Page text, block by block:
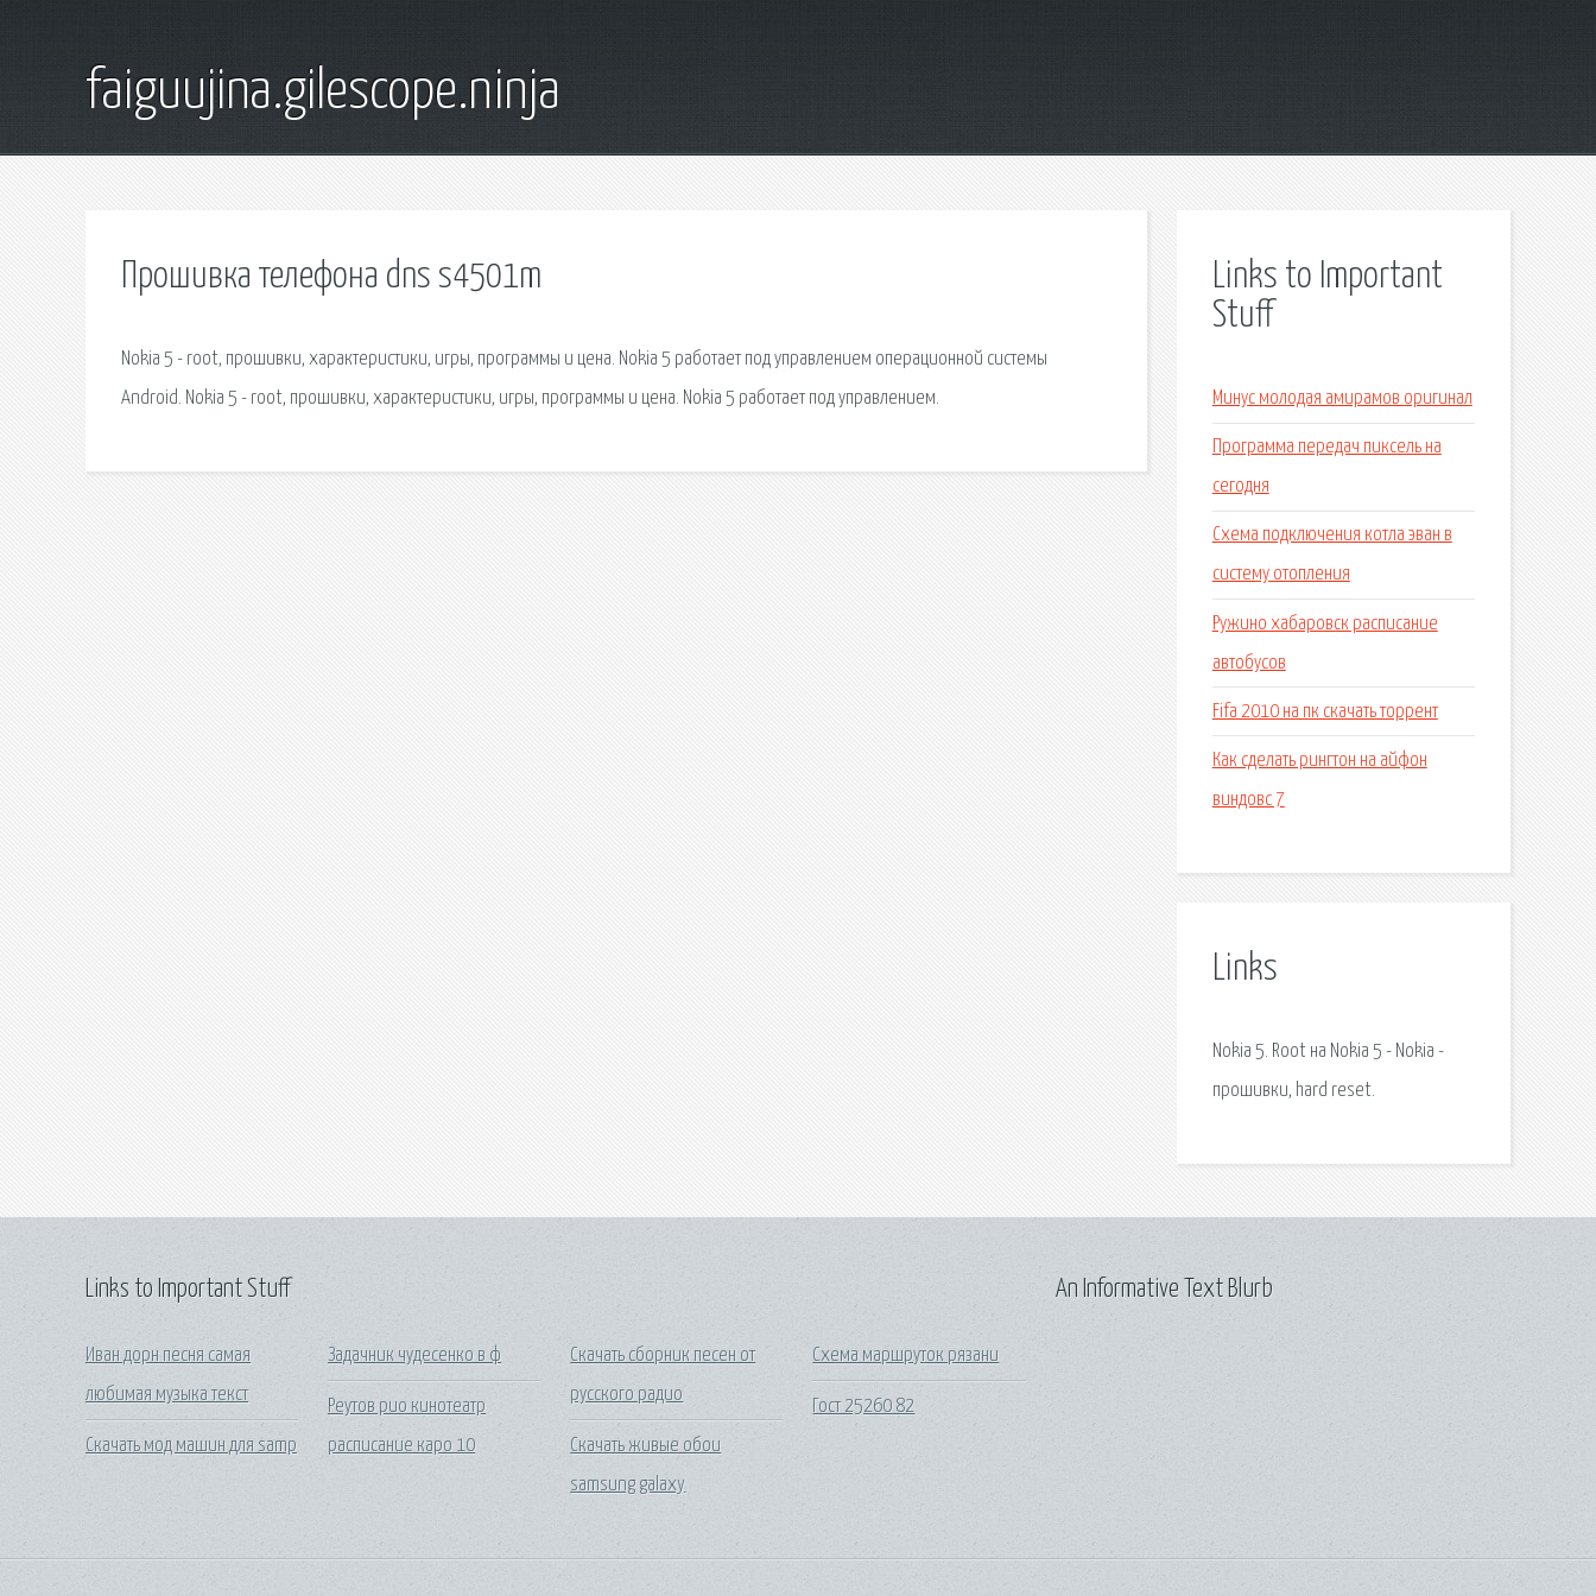
faiguujina.gilescope.ninja
Прошивка телефона dns s4501m
Nokia 5 - root, прошивки, характеристики, игры, программы и цена. Nokia 5 работает под управлением операционной системы
Android. Nokia 5 - root, прошивки, характеристики, игры, программы и цена. Nokia 5 работает под управлением.
Links to Important
Stuff
Минус молодая амирамов оригинал
Программа передач пиксель на
сегодня
Схема подключения котла эван в
систему отопления
Ружино хабаровск расписание
автобусов
Fifa 2010 на пк скачать торрент
Как сделать рингтон на айфон
виндовс 7
Links
Nokia 5. Root на Nokia 5 - Nokia -
прошивки, hard reset.
Links to Important Stuff
Иван дорн песня самая
любимая музыка текст
Скачать мод машин для samp
Задачник чудесенко в ф
Реутов рио кинотеатр
расписание каро 10
Скачать сборник песен от
русского радио
Скачать живые обои
samsung galaxy
Схема маршруток рязани
Гост 25260 82
An Informative Text Blurb